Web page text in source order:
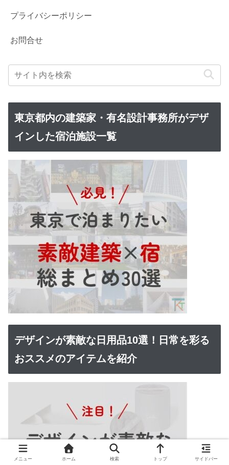
プライバシーポリシー
お問合せ
東京都内の建築家・有名設計事務所がデザ
インした宿泊施設一覧
デザインが素敵な日用品10選！日常を彩る
おススメのアイテムを紹介
メニュー ホーム 検索 トップ サイドバー